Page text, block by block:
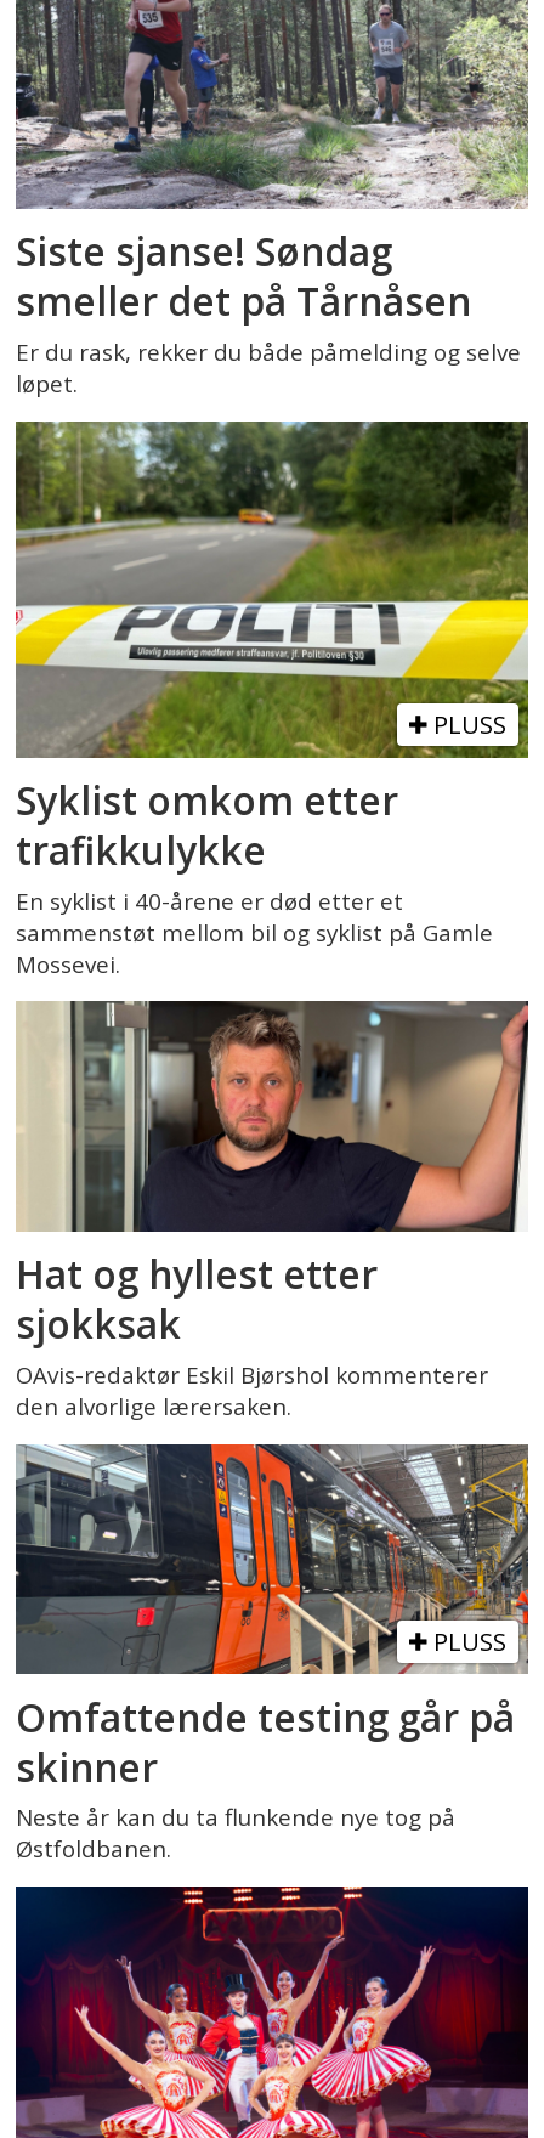
Siste sjanse! Søndag
smeller det på Tårnåsen
Er du rask, rekker du både påmelding og selve
løpet.
PLUSS
Syklist omkom etter
trafikkulykke
En syklist i 40-årene er død etter et
sammenstøt mellom bil og syklist på Gamle
Mossevei.
Hat og hyllest etter
sjokksak
OAvis-redaktør Eskil Bjørshol kommenterer
den alvorlige lærersaken.
PLUSS
Omfattende testing går på
skinner
Neste år kan du ta flunkende nye tog på
Østfoldbanen.